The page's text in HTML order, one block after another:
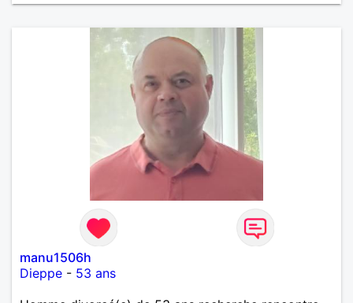
manu1506h
Dieppe - 53 ans